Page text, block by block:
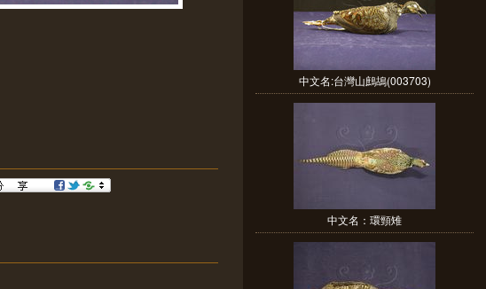
中文名:台灣山鷓鴣(003703)
中文名：環頸雉